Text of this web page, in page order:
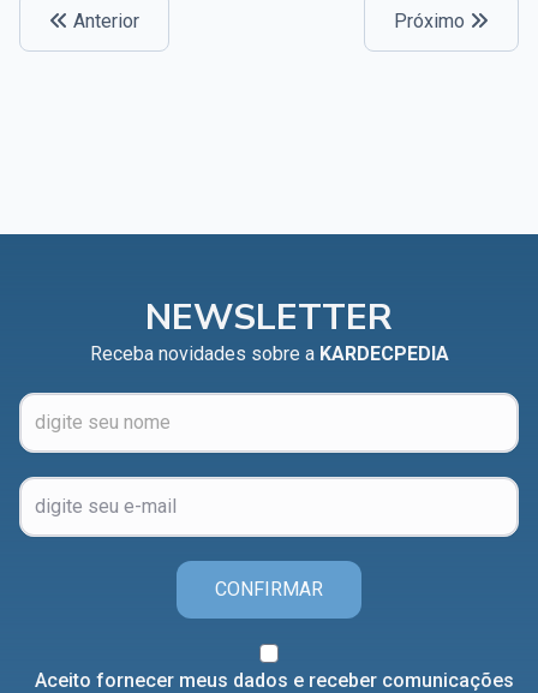
Anterior Próximo
NEWSLETTER
Receba novidades sobre a KARDECPEDIA
CONFIRMAR
Aceito fornecer meus dados e receber comunicações